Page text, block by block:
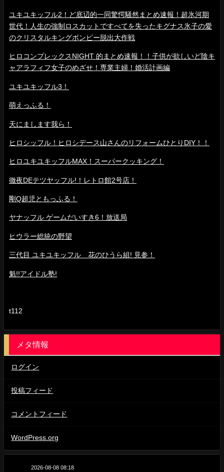
ユキユキッフル2！ど底辺的一同驚愕騒然まとめ速報！超氷河期
世代！人生の強制ロスカットですべてを失ったキグナス氷子の愛
のクリスタルキングボンビー脱出大作戦
ヒロコンプレックスNIGHT 的まとめ速報！！子供が欲しいど陰キ
ャアラフィフ女子のめざせ！専業主婦！婚活計画編
ユキユキッフル3！
萌えっふる！
天にまします我ら！
ヒロシッフル！ヒロシデース山さんのリフォームひとりDIY！！
ヒロユキユキッフルMAX！スーパークッキング！
徹夜DEテツヤッフル!！レトロ館2号店！
剛Q超児ともっふる！
ヤナッフル ゲームだいすき6！放送局
ヒウラー総統の野望
三代目 ユキユキッフル 花のひうら組! 見参！
魁!!アイドル塾!
t112
メタ情報
ログイン
投稿フィード
コメントフィード
WordPress.org
2026-08-08 08:18